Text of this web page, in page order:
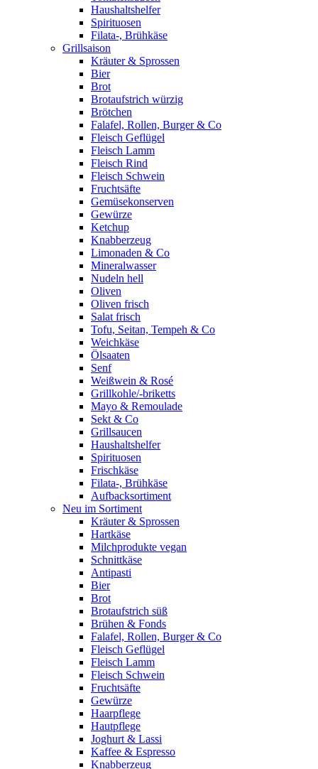
Haushaltshelfer
Spirituosen
Filata-, Brühkäse
Grillsaison
Kräuter & Sprossen
Bier
Brot
Brotaufstrich würzig
Brötchen
Falafel, Rollen, Burger & Co
Fleisch Geflügel
Fleisch Lamm
Fleisch Rind
Fleisch Schwein
Fruchtsäfte
Gemüsekonserven
Gewürze
Ketchup
Knabberzeug
Limonaden & Co
Mineralwasser
Nudeln hell
Oliven
Oliven frisch
Salat frisch
Tofu, Seitan, Tempeh & Co
Weichkäse
Ölsaaten
Senf
Weißwein & Rosé
Grillkohle/-briketts
Mayo & Remoulade
Sekt & Co
Grillsaucen
Haushaltshelfer
Spirituosen
Frischkäse
Filata-, Brühkäse
Aufbacksortiment
Neu im Sortiment
Kräuter & Sprossen
Hartkäse
Milchprodukte vegan
Schnittkäse
Antipasti
Bier
Brot
Brotaufstrich süß
Brühen & Fonds
Falafel, Rollen, Burger & Co
Fleisch Geflügel
Fleisch Lamm
Fleisch Schwein
Fruchtsäfte
Gewürze
Haarpflege
Hautpflege
Joghurt & Lassi
Kaffee & Espresso
Knabberzeug